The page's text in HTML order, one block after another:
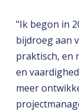
"Ik begon in
bijdroeg aan
praktisch, en
en
meer